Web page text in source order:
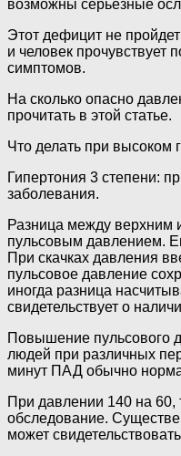
возможны серьёзные
Этот дефицит не
и человек прочувствует
симптомов.
На сколько опасно
прочитать в этой статье.
Что делать при высоком
Гипертония 3 степени:
заболевания.
Разница между верхним
пульсовым давлением.
При скачках давления
пульсовое давление
иногда разница
свидетельствует о
Повышение пульсового
людей при различных
минут ПАД обычно
При давлении 140 на 60,
обследование.
может